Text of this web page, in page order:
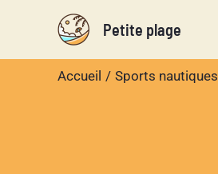
contenu
Petite plage
Accueil Sports nautiques